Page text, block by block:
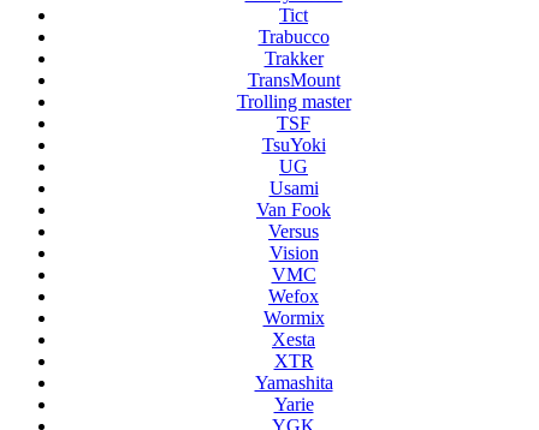
Tict
Trabucco
Trakker
TransMount
Trolling master
TSF
TsuYoki
UG
Usami
Van Fook
Versus
Vision
VMC
Wefox
Wormix
Xesta
XTR
Yamashita
Yarie